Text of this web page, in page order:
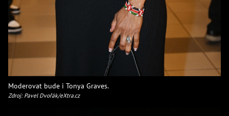
Moderovat bude i Tonya Graves.
Zdroj: Pavel Dvořák/eXtra.cz